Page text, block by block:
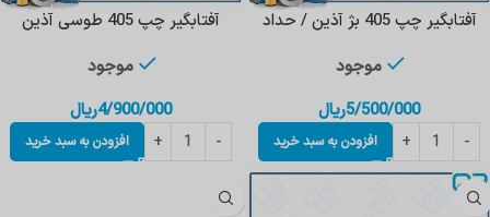
آفتابگیر چپ 405 بژ آذین / حداد
موجود
5/500/000ریال
افزودن به سبد خرید
آفتابگیر چپ 405 طوسی آذین
موجود
4/900/000ریال
افزودن به سبد خرید